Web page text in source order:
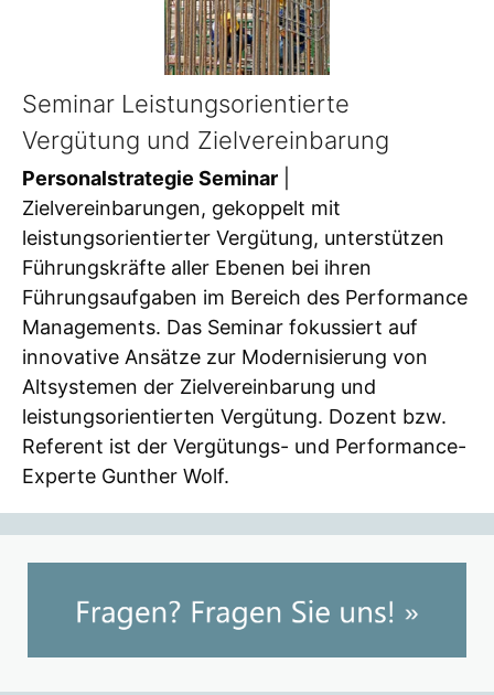
Seminar Leistungsorientierte
Vergütung und Zielvereinbarung
Personalstrategie Seminar
Zielvereinbarungen, gekoppelt mit
leistungsorientierter Vergütung, unterstützen
Führungskräfte aller Ebenen bei ihren
Führungsaufgaben im Bereich des Performance
Managements. Das Seminar fokussiert auf
innovative Ansätze zur Modernisierung von
Altsystemen der Zielvereinbarung und
leistungsorientierten Vergütung. Dozent bzw.
Referent ist der Vergütungs- und Performance-
Experte Gunther Wolf.